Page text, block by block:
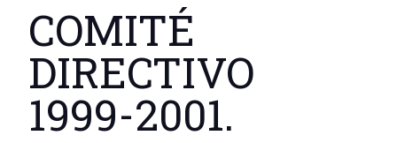
COMITÉ
DIRECTIVO
1999-2001.